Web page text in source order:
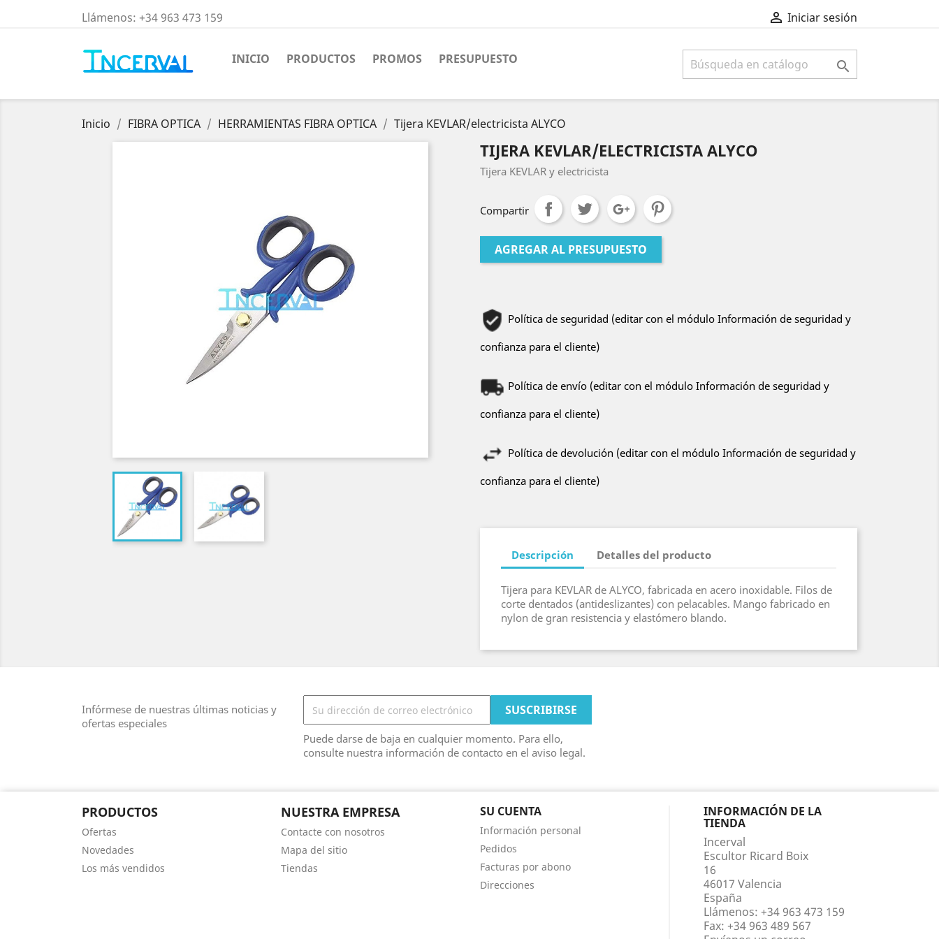
Llámenos: +34 963 473 159  Iniciar sesión
INICIO PRODUCTOS PROMOS PRESUPUESTO 
Inicio FIBRA OPTICA HERRAMIENTAS FIBRA OPTICA Tijera KEVLAR/electricista ALYCO
TIJERA KEVLAR/ELECTRICISTA ALYCO
Tijera KEVLAR y electricista
Compartir
AGREGAR AL PRESUPUESTO
Política de seguridad (editar con el módulo Información de seguridad y
confianza para el cliente)
Política de envío (editar con el módulo Información de seguridad y
confianza para el cliente)
Política de devolución (editar con el módulo Información de seguridad y
confianza para el cliente)
Descripción Detalles del producto
Tijera para KEVLAR de ALYCO, fabricada en acero inoxidable. Filos de
corte dentados (antideslizantes) con pelacables. Mango fabricado en
nylon de gran resistencia y elastómero blando.
Infórmese de nuestras últimas noticias y
ofertas especiales
Puede darse de baja en cualquier momento. Para ello,
consulte nuestra información de contacto en el aviso legal.
PRODUCTOS
Ofertas
Novedades
Los más vendidos
NUESTRA EMPRESA
Contacte con nosotros
Mapa del sitio
Tiendas
SU CUENTA
Información personal
Pedidos
Facturas por abono
Direcciones
INFORMACIÓN DE LA
TIENDA
Incerval
Escultor Ricard Boix
16
46017 Valencia
España
Llámenos: +34 963 473 159
Fax: +34 963 489 567